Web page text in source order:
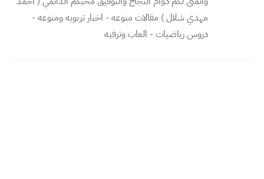
مهدي شلال ) مقالات منوعه - اخبار تربويه ومنوعه -
دروس رياضيات - العاب وترفيه